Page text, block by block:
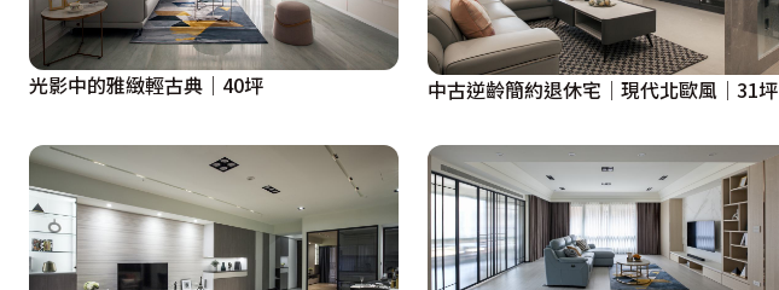
光影中的雅緻輕古典｜40坪 中古逆齡簡約退休宅│現代北歐風│31坪